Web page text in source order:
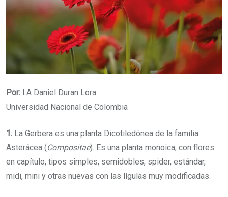
Por: I.A Daniel Duran Lora
Universidad Nacional de Colombia
1. La Gerbera es una planta Dicotiledónea de la familia
Asterácea (Compositae). Es una planta monoica, con flores
en capítulo, tipos simples, semidobles, spider, estándar,
midi, mini y otras nuevas con las lígulas muy modificadas.